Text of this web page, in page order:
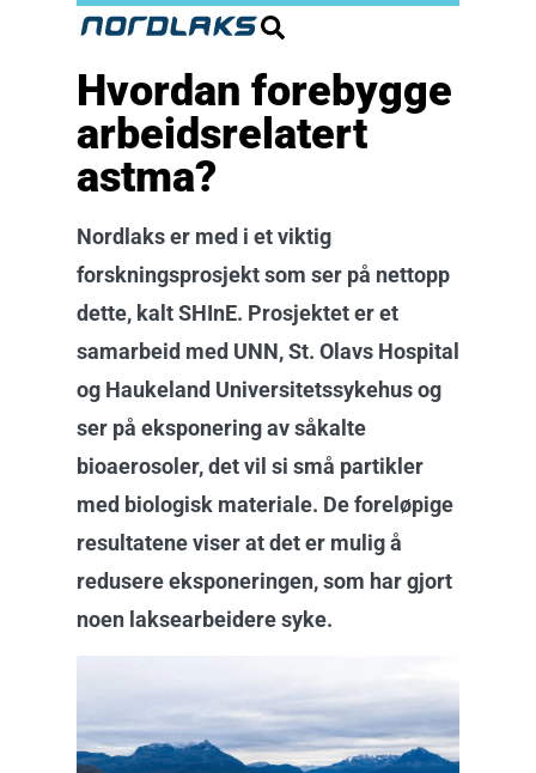
Hvordan forebygge
arbeidsrelatert
astma?
Nordlaks er med i et viktig
forskningsprosjekt som ser på nettopp
dette, kalt SHInE. Prosjektet er et
samarbeid med UNN, St. Olavs Hospital
og Haukeland Universitetssykehus og
ser på eksponering av såkalte
bioaerosoler, det vil si små partikler
med biologisk materiale. De foreløpige
resultatene viser at det er mulig å
redusere eksponeringen, som har gjort
noen laksearbeidere syke.